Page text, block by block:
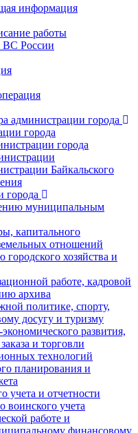
информация
работы
ВС России
администрации города
города
города
Байкальского
города
муниципальным
капитального
отношений
хозяйства и
работе, кадровой
архива
политике, спорту,
досугу и туризму
развития,
и торговли
технологий
планирования и
учета и отчетности
воинского учета
работе и
финансовому